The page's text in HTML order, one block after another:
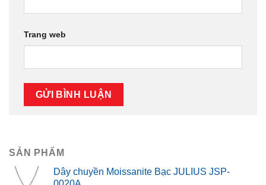
Trang web
SẢN PHẨM
Dây chuyền Moissanite Bạc JULIUS JSP-